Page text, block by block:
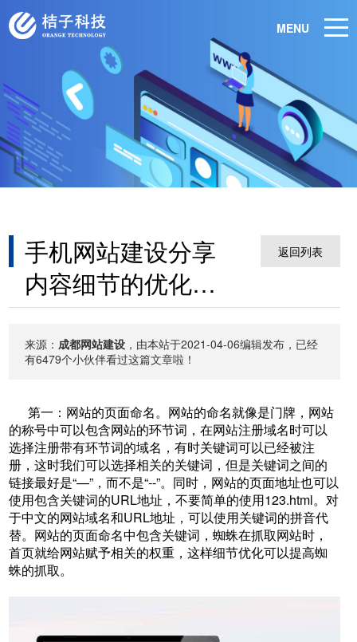
MENU
手机网站建设分享
内容细节的优化技
巧有哪些
返回列表
来源：成都网站建设 ，由本站于2021-04-06编辑发布，已经
有6479个小伙伴看过这篇文章啦！
第一：网站的页面命名。网站的命名就像是门牌，网站
的称号中可以包含网站的环节词，在网站注册域名时可以
选择注册带有环节词的域名，有时关键词可以已经被注
册，这时我们可以选择相关的关键词，但是关键词之间的
链接最好是“—”，而不是“--”。同时，网站的页面地址也可以
使用包含关键词的URL地址，不要简单的使用123.html。对
于中文的网站域名和URL地址，可以使用关键词的拼音代
替。网站的页面命名中包含关键词，蜘蛛在抓取网站时，
首页就给网站赋予相关的权重，这样细节优化可以提高蜘
蛛的抓取。